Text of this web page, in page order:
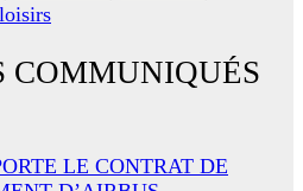
COMMUNIQUÉS
LE CONTRAT DE